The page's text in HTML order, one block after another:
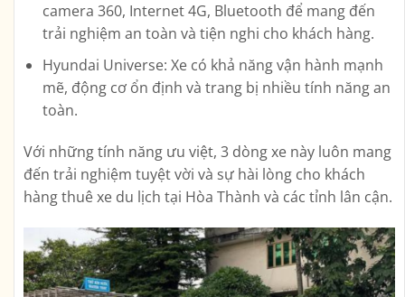
camera 360, Internet 4G, Bluetooth để mang đến
trải nghiệm an toàn và tiện nghi cho khách hàng.
Hyundai Universe: Xe có khả năng vận hành mạnh
mẽ, động cơ ổn định và trang bị nhiều tính năng an
toàn.
Với những tính năng ưu việt, 3 dòng xe này luôn mang
đến trải nghiệm tuyệt vời và sự hài lòng cho khách
hàng thuê xe du lịch tại Hòa Thành và các tỉnh lân cận.